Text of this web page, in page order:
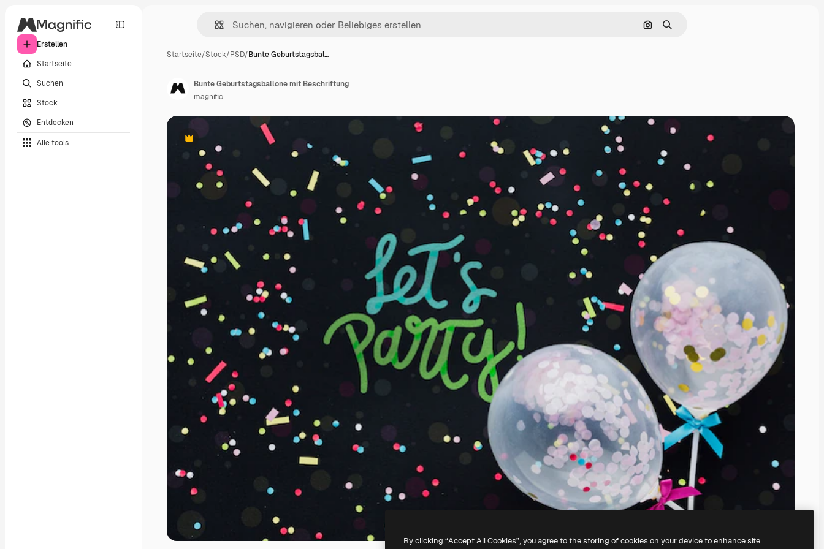
Erstellen
Startseite
Suchen
Stock
Entdecken
Alle tools
Nach Bild suchen
Suchen
Startseite/Stock/PSD/Bunte Geburtstagsbal…
Premium
Bunte Geburtstagsballone mit Beschriftung
magnific
By clicking “Accept All Cookies”, you agree to the storing of cookies on your device to enhance site